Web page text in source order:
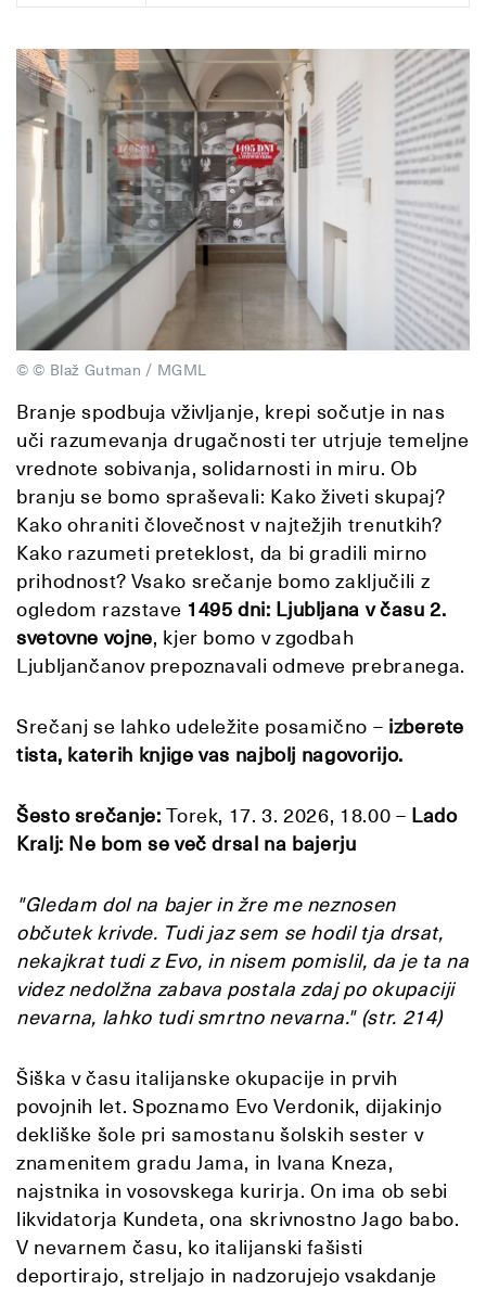
© © Blaž Gutman / MGML
Branje spodbuja vživljanje, krepi sočutje in nas
uči razumevanja drugačnosti ter utrjuje temeljne
vrednote sobivanja, solidarnosti in miru. Ob
branju se bomo spraševali: Kako živeti skupaj?
Kako ohraniti človečnost v najtežjih trenutkih?
Kako razumeti preteklost, da bi gradili mirno
prihodnost? Vsako srečanje bomo zaključili z
ogledom razstave 1495 dni: Ljubljana v času 2.
svetovne vojne, kjer bomo v zgodbah
Ljubljančanov prepoznavali odmeve prebranega.
Srečanj se lahko udeležite posamično – izberete
tista, katerih knjige vas najbolj nagovorijo.
Šesto srečanje:Torek, 17. 3. 2026, 18.00 – Lado
Kralj: Ne bom se več drsal na bajerju
"Gledam dol na bajer in žre me neznosen
občutek krivde. Tudi jaz sem se hodil tja drsat,
nekajkrat tudi z Evo, in nisem pomislil, da je ta na
videz nedolžna zabava postala zdaj po okupaciji
nevarna, lahko tudi smrtno nevarna." (str. 214)
Šiška v času italijanske okupacije in prvih
povojnih let. Spoznamo Evo Verdonik, dijakinjo
dekliške šole pri samostanu šolskih sester v
znamenitem gradu Jama, in Ivana Kneza,
najstnika in vosovskega kurirja. On ima ob sebi
likvidatorja Kundeta, ona skrivnostno Jago babo.
V nevarnem času, ko italijanski fašisti
deportirajo, streljajo in nadzorujejo vsakdanje